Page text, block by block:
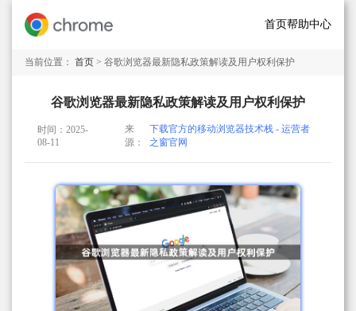
首页帮助中心
当前位置： 首页 > 谷歌浏览器最新隐私政策解读及用户权利保护
谷歌浏览器最新隐私政策解读及用户权利保护
时间：2025-
08-11
来
源：
下载官方的移动浏览器技术栈 - 运营者
之窗官网